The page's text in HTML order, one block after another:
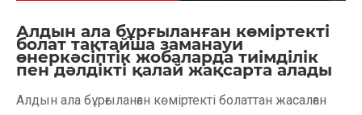
Алдын ала бұрғыланған көміртекті
болат тақтайша заманауи
өнеркәсіптік жобаларда тиімділік
пен дәлдікті қалай жақсарта алады
Алдын ала бұрғыланған көміртекті болаттан жасалған